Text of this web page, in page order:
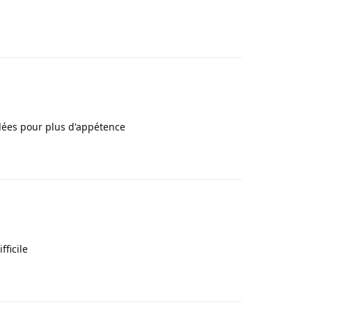
pour plus d'appétence